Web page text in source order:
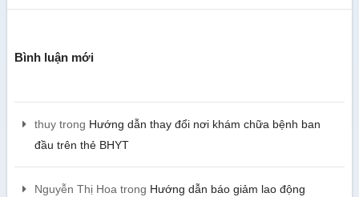
Bình luận mới
thuytrong Hướng dẫn thay đổi nơi khám chữa bệnh ban
đầu trên thẻ BHYT
Nguyễn Thị Hoa trong Hướng dẫn báo giảm lao động